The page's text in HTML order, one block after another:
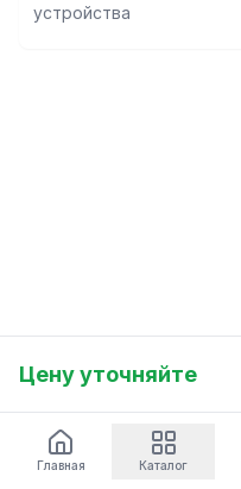
устройства
Цену уточняйте
Главная Каталог